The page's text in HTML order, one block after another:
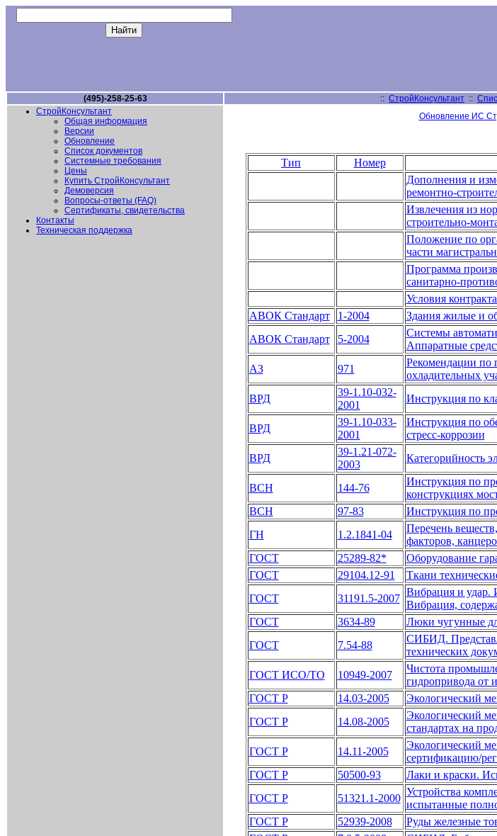
(495)-258-25-63 :: СтройКонсультант ::
СтройКонсультант
Общая информация
Версии
Обновление
Список документов
Системные требования
Цены
Купить СтройКонсультант
Демоверсия
Вопросы-ответы (FAQ)
Сертификаты, свидетельства
Контакты
Техническая поддержка
Обновление ИС
Тип Номер
Дополнения и
ремонтно-
Извлечения из
строительно-
Положение по
части
Программа
санитарно-
Условия
АВОК Стандарт
1-2004 Здания жилые и
АВОК Стандарт
5-2004
Системы
Аппаратные
АЗ 971
Рекомендации по
охладительных
ВРД
39-1.10-032-
2001
Инструкция по
ВРД
39-1.10-033-
2001
Инструкция по
стресс-коррозии
ВРД
39-1.21-072-
2003
Категорийность
ВСН 144-76
Инструкция по
конструкциях
ВСН
97-83 Инструкция по
ГН
1.2.1841-04
Перечень
факторов,
ГОСТ
25289-82* Оборудование
ГОСТ
29104.12-91 Ткани
ГОСТ
31191.5-2007
Вибрация и удар.
Вибрация,
ГОСТ
3634-89 Люки чугунные
ГОСТ
7.54-88
СИБИД.
технических
ГОСТ ИСО/ТО 10949-2007
Чистота
гидропривода от
ГОСТ Р
14.03-2005 Экологический
ГОСТ Р
14.08-2005
Экологический
стандартах на
ГОСТ Р 14.11-2005
Экологический
сертификацию/
ГОСТ Р
50500-93 Лаки и краски.
ГОСТ Р
51321.1-2000
Устройства
испытанные
ГОСТ Р
52939-2008 Руды железные